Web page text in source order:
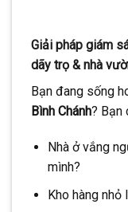
Với hơn
Minh
Giải pháp giám
dãy trọ & nhà
Bạn đang sống
Bình Chánh? Bạn
Nhà ở vắng
mình?
Kho hàng